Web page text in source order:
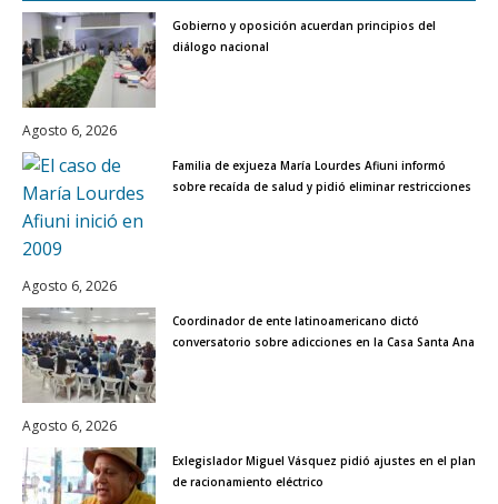
Gobierno y oposición acuerdan principios del
diálogo nacional
Agosto 6, 2026
Familia de exjueza María Lourdes Afiuni informó
sobre recaída de salud y pidió eliminar restricciones
Agosto 6, 2026
Coordinador de ente latinoamericano dictó
conversatorio sobre adicciones en la Casa Santa Ana
Agosto 6, 2026
Exlegislador Miguel Vásquez pidió ajustes en el plan
de racionamiento eléctrico